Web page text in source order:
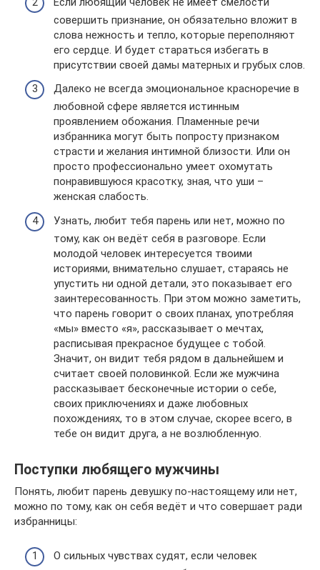
совершить признание, он обязательно вложит в
слова нежность и тепло, которые переполняют
его сердце. И будет стараться избегать в
присутствии своей дамы матерных и грубых слов.
Далеко не всегда эмоциональное красноречие в
любовной сфере является истинным
проявлением обожания. Пламенные речи
избранника могут быть попросту признаком
страсти и желания интимной близости. Или он
просто профессионально умеет охомутать
понравившуюся красотку, зная, что уши –
женская слабость.
Узнать, любит тебя парень или нет, можно по
тому, как он ведёт себя в разговоре. Если
молодой человек интересуется твоими
историями, внимательно слушает, стараясь не
упустить ни одной детали, это показывает его
заинтересованность. При этом можно заметить,
что парень говорит о своих планах, употребляя
«мы» вместо «я», рассказывает о мечтах,
расписывая прекрасное будущее с тобой.
Значит, он видит тебя рядом в дальнейшем и
считает своей половинкой. Если же мужчина
рассказывает бесконечные истории о себе,
своих приключениях и даже любовных
похождениях, то в этом случае, скорее всего, в
тебе он видит друга, а не возлюбленную.
Поступки любящего мужчины
Понять, любит парень девушку по-настоящему или нет,
можно по тому, как он себя ведёт и что совершает ради
избранницы:
О сильных чувствах судят, если человек